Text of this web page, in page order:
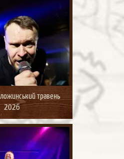
травень
2026